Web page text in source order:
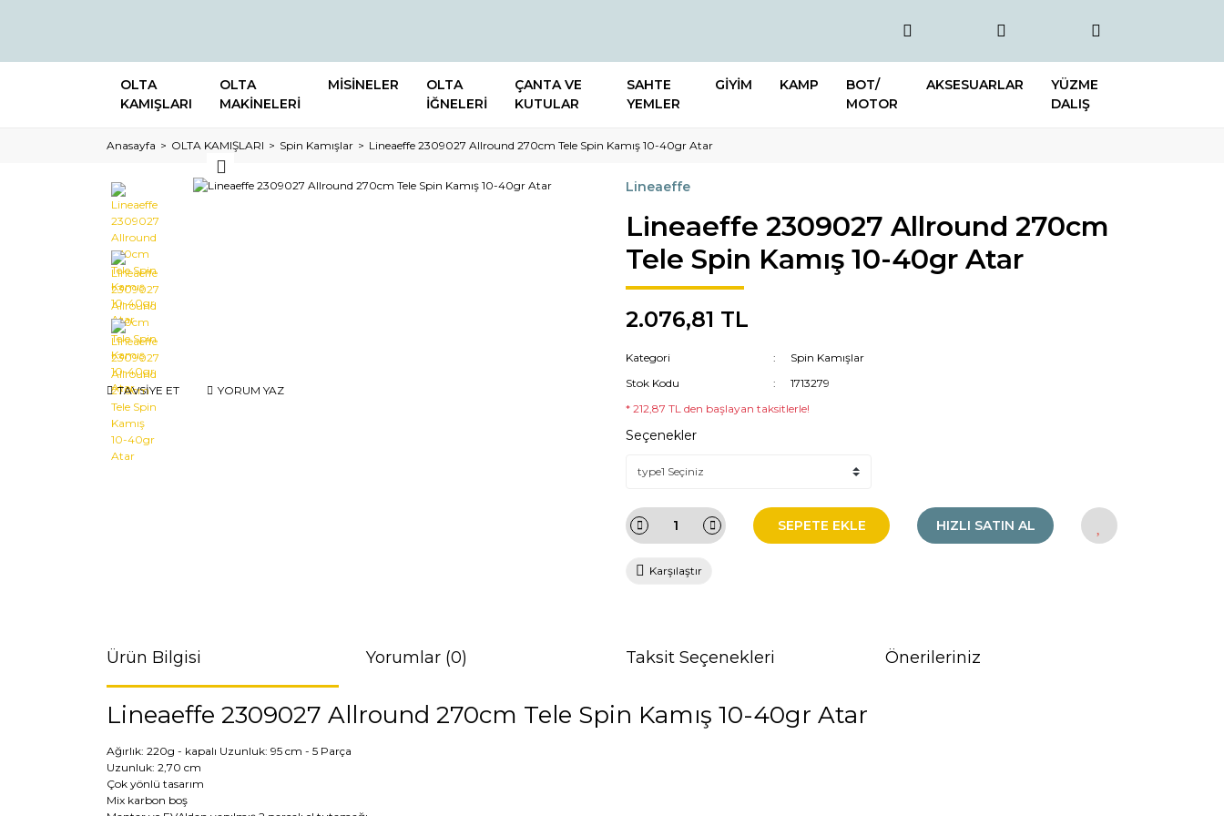
OLTA
KAMIŞLARI
OLTA
MAKİNELERİ
MİSİNELER
OLTA
İĞNELERİ
ÇANTA VE
KUTULAR
SAHTE
YEMLER
GİYİM KAMP
BOT/
MOTOR
AKSESUARLAR
YÜZME
DALIŞ
Anasayfa OLTA KAMIŞLARI Spin Kamışlar Lineaeffe 2309027 Allround 270cm Tele Spin Kamış 10-40gr Atar
TAVSİYE ET YORUM YAZ
Lineaeffe
Lineaeffe 2309027 Allround 270cm
Tele Spin Kamış 10-40gr Atar
2.076,81 TL
Kategori
Spin Kamışlar
Stok Kodu
1713279
* 212,87 TL den başlayan taksitlerle!
Seçenekler
SEPETE EKLE HIZLI SATIN AL
Karşılaştır
Ürün Bilgisi Yorumlar (0) Taksit Seçenekleri Önerileriniz
Lineaeffe 2309027 Allround 270cm Tele Spin Kamış 10-40gr Atar
Ağırlık: 220g - kapalı Uzunluk: 95 cm - 5 Parça
Uzunluk: 2,70 cm
Çok yönlü tasarım
Mix karbon boş